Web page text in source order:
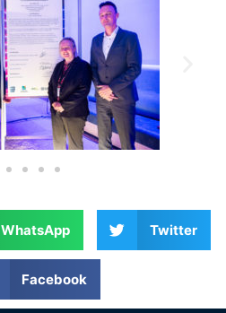
WhatsApp Twitter
Facebook